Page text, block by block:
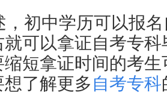
，初中学历可以报
可以拿证自考专
缩短拿证时间的考
了解更多 自考专科